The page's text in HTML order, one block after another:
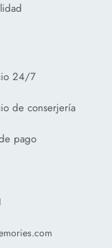
24/7
de conserjería
pago